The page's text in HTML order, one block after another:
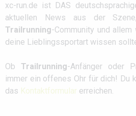
xc-run.de ist DAS
aktuellen News aus der
Trailrunning-Community und
deine Lieblingssportart wissen
Ob Trailrunning-Anfänger oder
immer ein offenes Ohr für dich! Du
das Kontaktformular erreichen.